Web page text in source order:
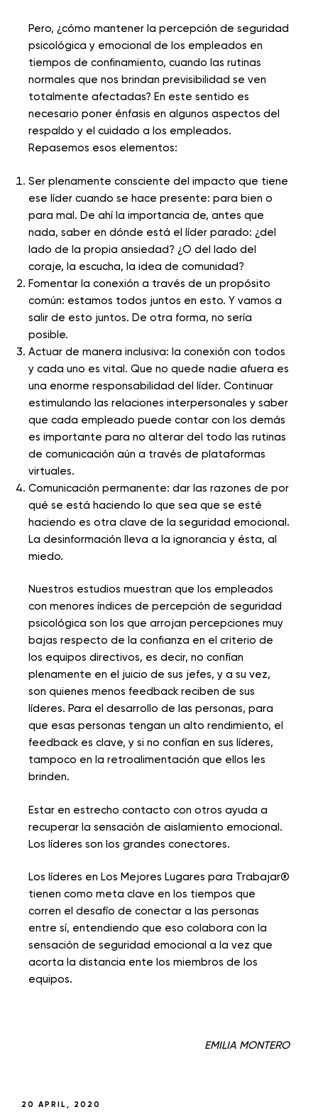
Pero, ¿cómo mantener la percepción de seguridad
psicológica y emocional de los empleados en
tiempos de confinamiento, cuando las rutinas
normales que nos brindan previsibilidad se ven
totalmente afectadas? En este sentido es
necesario poner énfasis en algunos aspectos del
respaldo y el cuidado a los empleados.
Repasemos esos elementos:
Ser plenamente consciente del impacto que tiene
ese líder cuando se hace presente: para bien o
para mal. De ahí la importancia de, antes que
nada, saber en dónde está el líder parado: ¿del
lado de la propia ansiedad? ¿O del lado del
coraje, la escucha, la idea de comunidad?
Fomentar la conexión a través de un propósito
común: estamos todos juntos en esto. Y vamos a
salir de esto juntos. De otra forma, no sería
posible.
Actuar de manera inclusiva: la conexión con todos
y cada uno es vital. Que no quede nadie afuera es
una enorme responsabilidad del líder. Continuar
estimulando las relaciones interpersonales y saber
que cada empleado puede contar con los demás
es importante para no alterar del todo las rutinas
de comunicación aún a través de plataformas
virtuales.
Comunicación permanente: dar las razones de por
qué se está haciendo lo que sea que se esté
haciendo es otra clave de la seguridad emocional.
La desinformación lleva a la ignorancia y ésta, al
miedo.
Nuestros estudios muestran que los empleados
con menores índices de percepción de seguridad
psicológica son los que arrojan percepciones muy
bajas respecto de la confianza en el criterio de
los equipos directivos, es decir, no confían
plenamente en el juicio de sus jefes, y a su vez,
son quienes menos feedback reciben de sus
líderes. Para el desarrollo de las personas, para
que esas personas tengan un alto rendimiento, el
feedback es clave, y si no confían en sus líderes,
tampoco en la retroalimentación que ellos les
brinden.
Estar en estrecho contacto con otros ayuda a
recuperar la sensación de aislamiento emocional.
Los líderes son los grandes conectores.
Los líderes en Los Mejores Lugares para Trabajar®
tienen como meta clave en los tiempos que
corren el desafío de conectar a las personas
entre sí, entendiendo que eso colabora con la
sensación de seguridad emocional a la vez que
acorta la distancia ente los miembros de los
equipos.
EMILIA MONTERO
20 APRIL, 2020